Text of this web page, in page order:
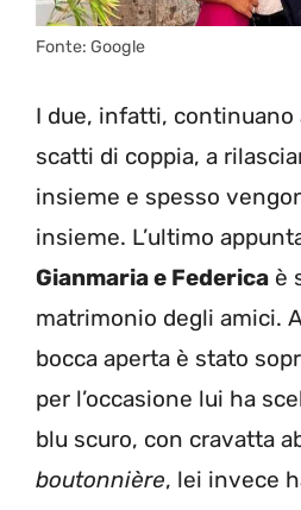
Fonte: Google
I due, infatti, continuano
scatti di coppia, a
insieme e spesso
insieme. L’ultimo
Gianmaria e Federica è
matrimonio degli amici.
bocca aperta è stato
per l’occasione lui ha
blu scuro, con cravatta
boutonnière, lei invece